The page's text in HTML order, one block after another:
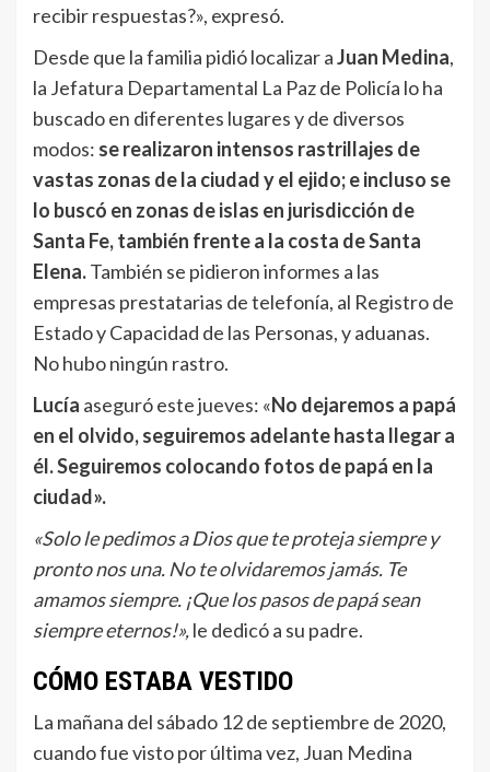
recibir respuestas?», expresó.
Desde que la familia pidió localizar aJuan Medina,
la Jefatura Departamental La Paz de Policía lo ha
buscado en diferentes lugares y de diversos
modos: se realizaron intensos rastrillajes de
vastas zonas de la ciudad y el ejido; e incluso se
lo buscó en zonas de islas en jurisdicción de
Santa Fe, también frente a la costa de Santa
Elena.También se pidieron informes a las
empresas prestatarias de telefonía, al Registro de
Estado y Capacidad de las Personas, y aduanas.
No hubo ningún rastro.
Lucía aseguró este jueves: «No dejaremos a papá
en el olvido, seguiremos adelante hasta llegar a
él. Seguiremos colocando fotos de papá en la
ciudad».
«Solo le pedimos a Dios que te proteja siempre y
pronto nos una. No te olvidaremos jamás. Te
amamos siempre. ¡Que los pasos de papá sean
siempre eternos!»,le dedicó a su padre.
CÓMO ESTABA VESTIDO
La mañana del sábado 12 de septiembre de 2020,
cuando fue visto por última vez, Juan Medina